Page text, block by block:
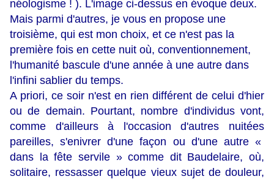
néologisme ! ). L'image ci-dessus en évoque deux.
Mais parmi d'autres, je vous en propose une
troisième, qui est mon choix, et ce n'est pas la
première fois en cette nuit où, conventionnement,
l'humanité bascule d'une année à une autre dans
l'infini sablier du temps.
A priori, ce soir n'est en rien différent de celui d'hier
ou de demain. Pourtant, nombre d'individus vont,
comme d'ailleurs à l'occasion d'autres nuitées
pareilles, s'enivrer d'une façon ou d'une autre «
dans la fête servile » comme dit Baudelaire, où,
solitaire, ressasser quelque vieux sujet de douleur,